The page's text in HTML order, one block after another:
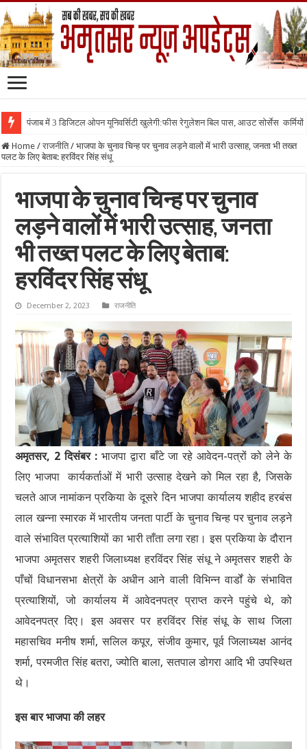
पंजाब में 3 डिजिटल ओपन यूनिवर्सिटी खुलेगी:फीस रेगुलेशन बिल पास, आउट सोर्सेस
Home / राजनीति / भाजपा के चुनाव चिन्ह पर चुनाव लड़ने वालों में भारी उत्साह, जनता भी तख्त
पलट के लिए बेताब: हरविंदर सिंह संधू
भाजपा के चुनाव चिन्ह पर चुनाव
लड़ने वालों में भारी उत्साह, जनता
भी तख्त पलट के लिए बेताब:
हरविंदर सिंह संधू
December 2, 2023 राजनीति
अमृतसर, 2 दिसंबर : भाजपा द्वारा बाँटे जा रहे आवेदन-पत्रों को लेने के
लिए भाजपा कार्यकर्ताओं में भारी उत्साह देखने को मिल रहा है, जिसके
चलते आज नामांकन प्रकिया के दूसरे दिन भाजपा कार्यालय शहीद हरबंस
लाल खन्ना स्मारक में भारतीय जनता पार्टी के चुनाव चिन्ह पर चुनाव लड़ने
वाले संभावित प्रत्याशियों का भारी ताँता लगा रहा। इस प्रकिया के दौरान
भाजपा अमृतसर शहरी जिलाध्यक्ष हरविंदर सिंह संधू ने अमृतसर शहरी के
पाँचों विधानसभा क्षेत्रों के अधीन आने वाली विभिन्न वार्डों के संभावित
प्रत्याशियों, जो कार्यालय में आवेदनपत्र प्राप्त करने पहुंचे थे, को
आवेदनपत्र दिए। इस अवसर पर हरविंदर सिंह संधू के साथ जिला
महासचिव मनीष शर्मा, सलिल कपूर, संजीव कुमार, पूर्व जिलाध्यक्ष आनंद
शर्मा, परमजीत सिंह बतरा, ज्योति बाला, सतपाल डोगरा आदि भी उपस्थित
थे।
इस बार भाजपा की लहर